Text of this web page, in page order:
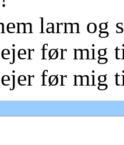
larm og
før mig
før mig